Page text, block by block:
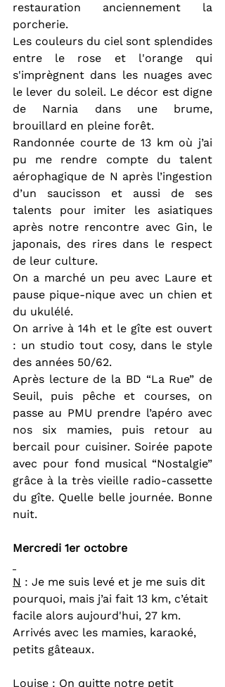
restauration anciennement la
porcherie.
Les couleurs du ciel sont splendides
entre le rose et l'orange qui
s'imprègnent dans les nuages avec
le lever du soleil. Le décor est digne
de Narnia dans une brume,
brouillard en pleine forêt.
Randonnée courte de 13 km où j’ai
pu me rendre compte du talent
aérophagique de N après l’ingestion
d’un saucisson et aussi de ses
talents pour imiter les asiatiques
après notre rencontre avec Gin, le
japonais, des rires dans le respect
de leur culture.
On a marché un peu avec Laure et
pause pique-nique avec un chien et
du ukulélé.
On arrive à 14h et le gîte est ouvert
: un studio tout cosy, dans le style
des années 50/62.
Après lecture de la BD “La Rue” de
Seuil, puis pêche et courses, on
passe au PMU prendre l’apéro avec
nos six mamies, puis retour au
bercail pour cuisiner. Soirée papote
avec pour fond musical “Nostalgie”
grâce à la très vieille radio-cassette
du gîte. Quelle belle journée. Bonne
nuit.
Mercredi 1er octobre
N : Je me suis levé et je me suis dit
pourquoi, mais j’ai fait 13 km, c’était
facile alors aujourd'hui, 27 km.
Arrivés avec les mamies, karaoké,
petits gâteaux.
Louise : On quitte notre petit